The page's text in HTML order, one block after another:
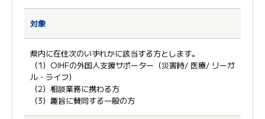
対象
県内に在住次のいずれかに該当する方とします。
（1）OIHFの外国人支援サポーター（災害時/ 医療/ リーガ
ル・ライフ）
（2）相談業務に携わる方
（3）趣旨に賛同する一般の方